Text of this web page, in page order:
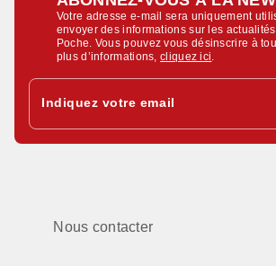
Votre adresse e-mail sera uniquement
envoyer des informations sur les
Poche. Vous pouvez vous désinscrire à
plus d’informations,cliquez ici
Indiquez votre email
Nous contacter